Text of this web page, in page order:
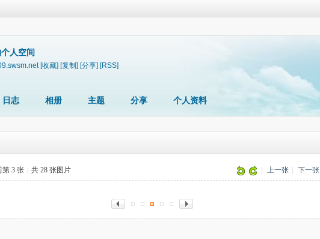
个人空间
[收藏] [复制] [分享] [RSS]
日志 相册 主题 分享 个人资料
上一张 下一张
第 3 张 共 28 张图片